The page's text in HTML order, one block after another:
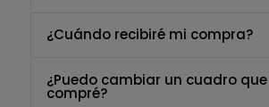
¿Cuándo recibiré mi compra?
¿Puedo cambiar un cuadro
compré?